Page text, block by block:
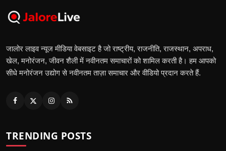
जालोर लाइव न्यूज मीडिया वेबसाइट है जो राष्ट्रीय, राजनीति, राजस्थान, अपराध,
खेल, मनोरंजन, जीवन शैली में नवीनतम समाचारों को शामिल करती है। हम आपको
सीधे मनोरंजन उद्योग से नवीनतम ताज़ा समाचार और वीडियो प्रदान करते हैं.
TRENDING POSTS